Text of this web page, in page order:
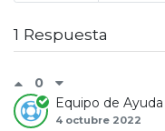
1 Respuesta
0
Equipo de Ayuda
4 octubre 2022